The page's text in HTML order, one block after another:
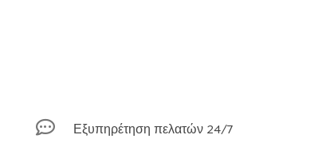
 Εξυπηρέτηση πελατών 24/7